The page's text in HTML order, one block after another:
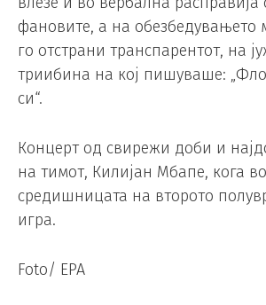
фановите, а на обезбедувањето
го отстрани транспарентот, на
триибина на кој пишуваше:
си“.
Концерт од свирежи доби и
на тимот, Килијан Мбапе, кога во
средишницата на второто
игра.
Foto/ EPA